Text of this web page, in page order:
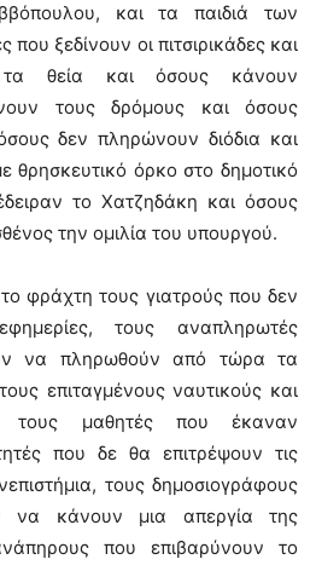
και τα παιδιά των
ξεδίνουν οι πιτσιρικάδες και
θεία και όσους κάνουν
τους δρόμους και όσους
δεν πληρώνουν διόδια και
θρησκευτικό όρκο στο δημοτικό
το Χατζηδάκη και όσους
την ομιλία του υπουργού.
φράχτη τους γιατρούς που δεν
τους αναπληρωτές
να πληρωθούν από τώρα τα
επιταγμένους ναυτικούς και
τους μαθητές που έκαναν
που δε θα επιτρέψουν τις
τους δημοσιογράφους
να κάνουν μια απεργία της
που επιβαρύνουν το